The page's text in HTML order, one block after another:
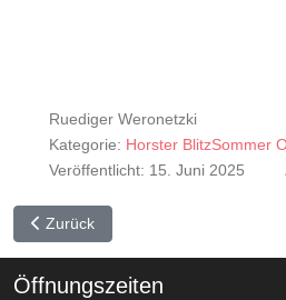
Ruediger Weronetzki
Kategorie: Horster BlitzSommer
Veröffentlicht: 15. Juni 2025
Vorheriger Beitrag: Horster
Zurück
Öffnungszeiten